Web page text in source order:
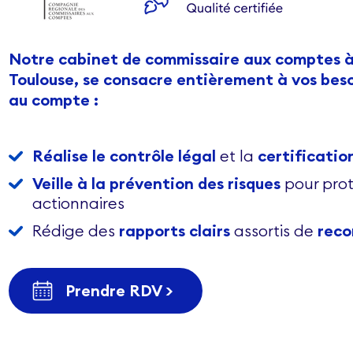
Notre cabinet de commissaire aux comptes
Toulouse, se consacre entièrement à vos
au compte :
Réalise le contrôle légal et la
Veille à la prévention des risquespour
actionnaires
Rédige des rapports clairsassortis de
Prendre RDV >